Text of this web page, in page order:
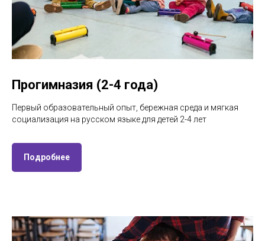
Прогимназия (2-4 года)
Первый образовательный опыт, бережная среда и мягкая
социализация на русском языке для детей 2-4 лет
Подробнее